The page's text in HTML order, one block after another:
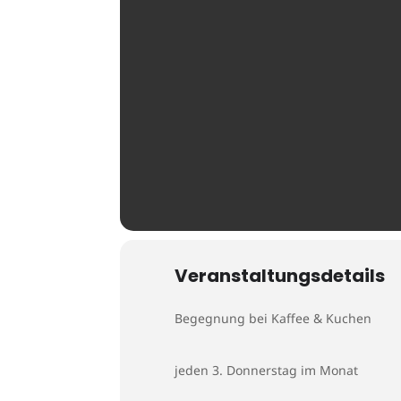
Veranstaltungsdetails
Begegnung bei Kaffee & Kuchen
jeden 3. Donnerstag im Monat